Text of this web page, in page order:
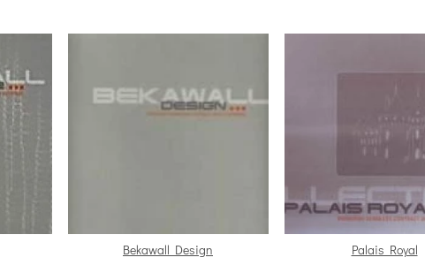
Bekawall Design Palais Royal